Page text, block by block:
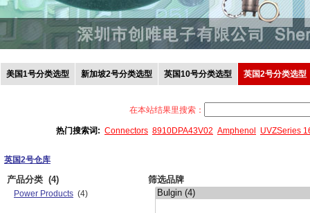
美国1号分类选型 新加坡2号分类选型 英国10号分类选型 英国2号分类选型
在本站结果里搜索：
热门搜索词: Connectors 8910DPA43V02 Amphenol UVZSeries
英国2号仓库
产品分类 (4)
Power Products (4)
筛选品牌